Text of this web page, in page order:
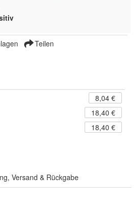
Teilen
8,04 €
18,40 €
18,40 €
Versand & Rückgabe